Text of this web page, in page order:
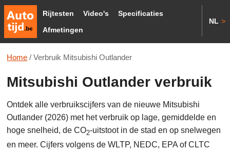
Rijtesten Video's
Specificaties
Afmetingen
NL >
Home / Verbruik Mitsubishi Outlander
Mitsubishi Outlander verbruik
Ontdek alle verbruikscijfers van de nieuwe Mitsubishi
Outlander (2026) met het verbruik op lage, gemiddelde en
hoge snelheid, de CO2-uitstoot in de stad en op snelwegen
en meer. Cijfers volgens de WLTP, NEDC, EPA of CLTC